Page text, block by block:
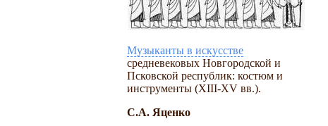
Музыканты в искусстве
средневековых Новгородской и
Псковской республик: костюм и
инструменты (XIII-XV вв.).
С.А. Яценко